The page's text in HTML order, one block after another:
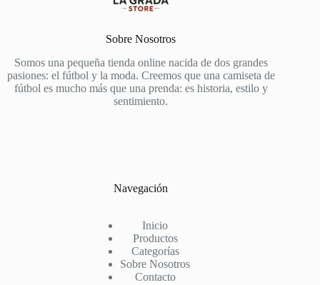
Sobre Nosotros
Somos una pequeña tienda online nacida de dos grandes
pasiones: el fútbol y la moda. Creemos que una camiseta de
fútbol es mucho más que una prenda: es historia, estilo y
sentimiento.
Navegación
Inicio
Productos
Categorías
Sobre Nosotros
Contacto